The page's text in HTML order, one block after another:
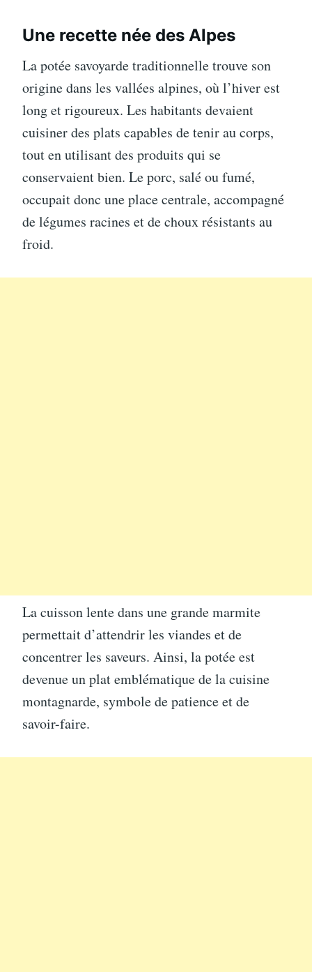
Une recette née des Alpes
La potée savoyarde traditionnelle trouve son
origine dans les vallées alpines, où l’hiver est
long et rigoureux. Les habitants devaient
cuisiner des plats capables de tenir au corps,
tout en utilisant des produits qui se
conservaient bien. Le porc, salé ou fumé,
occupait donc une place centrale, accompagné
de légumes racines et de choux résistants au
froid.
La cuisson lente dans une grande marmite
permettait d’attendrir les viandes et de
concentrer les saveurs. Ainsi, la potée est
devenue un plat emblématique de la cuisine
montagnarde, symbole de patience et de
savoir-faire.